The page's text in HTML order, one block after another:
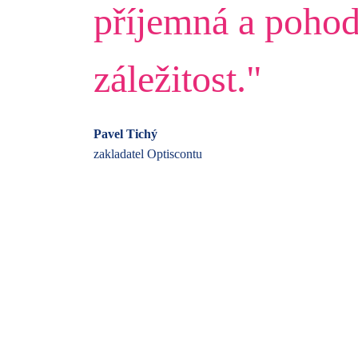
příjemná a
záležitost."
Pavel Tichý
zakladatel Optiscontu